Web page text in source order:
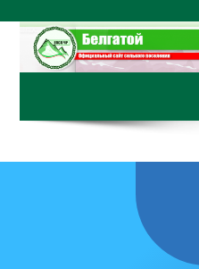
содержимому